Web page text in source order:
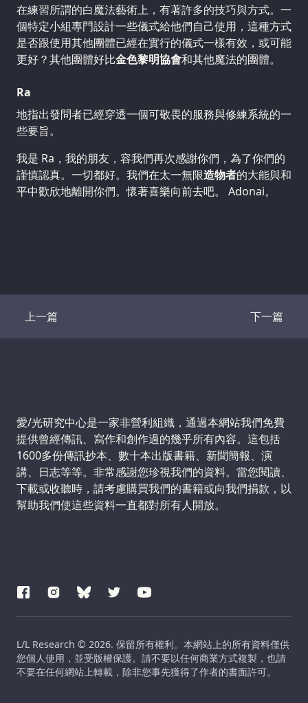
在練習所謂的白魔法藝術上，有著許多的技巧與方式。一
個特定小組專門設計一些儀式給他們自己使用，這種方式
是否跟使用其他團體已經在實行的儀式一樣有效，或可能
更好？其他團體好比金色黎明協會和其他魔法的團體。
Ra
地指出發問者已經穿透一個可敬畏的服務與修練系統的一
些要旨。
我是 Ra，我的朋友，容我們再次感謝你們，為了你們的
謹慎認真。一切都好。我們在太一無限造物者的大能與和
平中歡欣地離開你們。懷著喜樂向前去吧。 Adonai。
上一篇
Transcript 下一篇
Transcript
Support us:
愛/光研究中心是一家非營利組織，通過本網站我們免費
提供曾經傳訊、寫作和創作過的幾乎所有內容。這包括
1600多份傳訊抄本、數十本出版書籍、新聞簡報、演
講、日志等等。非常感謝您珍視我們的資料。當您閱讀、
下載或收聽時，請考慮購買我們的書籍或向我們捐款，以
幫助我們使這些資料一直都對所有人開放。
L/L Research © 2026. 保留所有權利。本網站上的所有資料僅供
您個人使用，並受版權保護。請不要以任何商業方式複製，也請
不要在任何網站上轉載，除非您事先獲得了作者的書面許可。